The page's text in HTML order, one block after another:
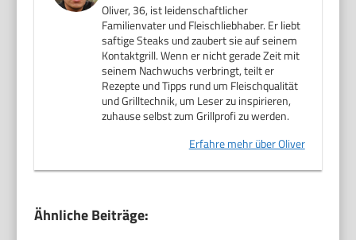
Oliver, 36, ist leidenschaftlicher
Familienvater und Fleischliebhaber. Er liebt
saftige Steaks und zaubert sie auf seinem
Kontaktgrill. Wenn er nicht gerade Zeit mit
seinem Nachwuchs verbringt, teilt er
Rezepte und Tipps rund um Fleischqualität
und Grilltechnik, um Leser zu inspirieren,
zuhause selbst zum Grillprofi zu werden.
Erfahre mehr über Oliver
Ähnliche Beiträge: